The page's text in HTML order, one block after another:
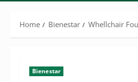
Home Bienestar Whellchair
Bienestar